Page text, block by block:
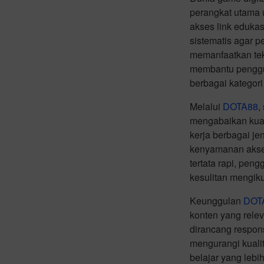
perangkat
akses link
sistematis agar
memanfaatkan
membantu
berbagai
Melalui DOTA88,
mengabaikan
kerja berbagai
kenyamanan
tertata rapi,
kesulitan
Keunggulan
konten yang
dirancang
mengurangi
belajar yang